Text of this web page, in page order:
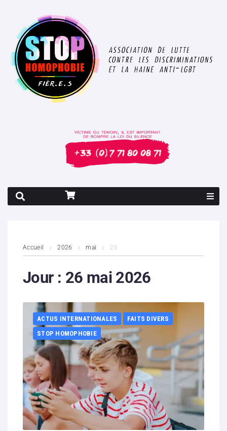
Boutique
Partenaires
Contacts
Hébergement solidaire
Accueil 2026 mai 26
Jour : 26 mai 2026
ACTUS INTERNATIONALES
FAITS DIVERS
STOP HOMOPHOBIE